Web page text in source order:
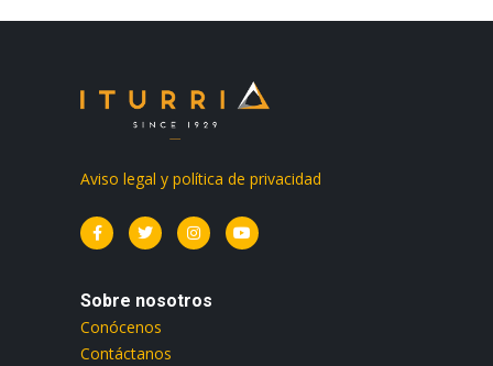
Aviso legal y política de privacidad
Sobre nosotros
Conócenos
Contáctanos